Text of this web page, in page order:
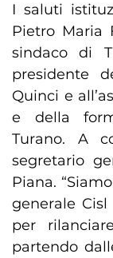
I saluti
Pietro Maria
sindaco di
presidente
Quinci e
e della
Turano. A
segretario
Piana.
generale
per
partendo